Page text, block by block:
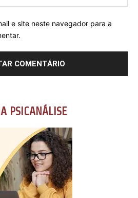
e site neste navegador para a
PSICANÁLISE